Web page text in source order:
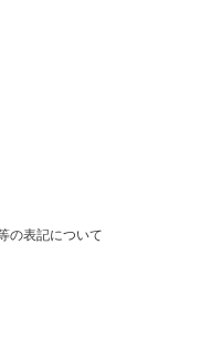
の表記について